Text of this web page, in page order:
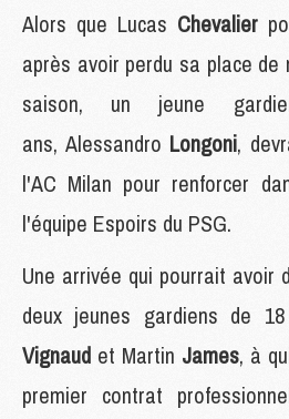
Alors que Lucas Chevalier
après avoir perdu sa place de
saison, un jeune
ans, Alessandro Longoni,
l'AC Milan pour renforcer
l'équipe Espoirs du PSG.
Une arrivée qui pourrait avoir
deux jeunes gardiens de
Vignaud et Martin James, à
premier contrat